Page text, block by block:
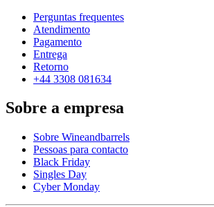
Perguntas frequentes
Atendimento
Pagamento
Entrega
Retorno
+44 3308 081634
Sobre a empresa
Sobre Wineandbarrels
Pessoas para contacto
Black Friday
Singles Day
Cyber Monday